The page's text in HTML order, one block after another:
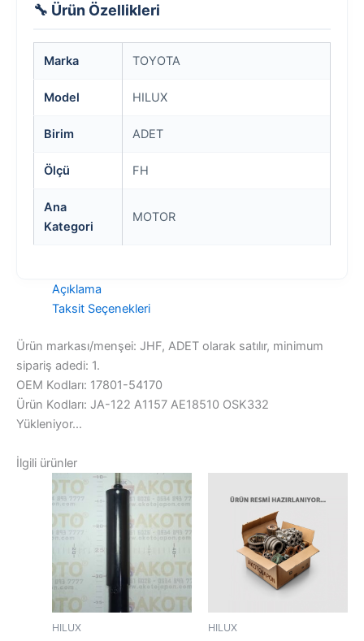
🔧 Ürün Özellikleri
Marka TOYOTA
Model HILUX
Birim ADET
Ölçü FH
Ana
Kategori
MOTOR
Açıklama
Taksit Seçenekleri
Ürün markası/menşei: JHF, ADET olarak satılır, minimum
sipariş adedi: 1.
OEM Kodları: 17801-54170
Ürün Kodları: JA-122 A1157 AE18510 OSK332
Yükleniyor...
İlgili ürünler
HILUX HILUX